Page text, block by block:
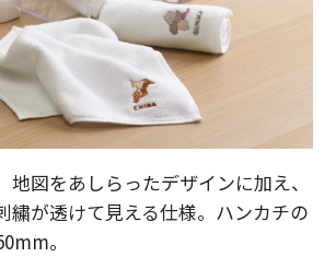
図をあしらったデザインに加え、
繍が透けて見える仕様。ハンカチの
。